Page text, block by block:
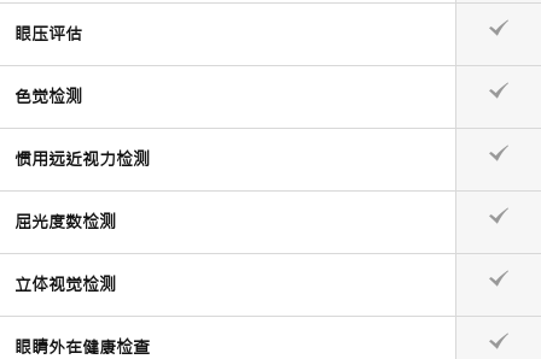
眼压评估
色觉检测
惯用远近视力检测
屈光度数检测
立体视觉检测
眼睛外在健康检查